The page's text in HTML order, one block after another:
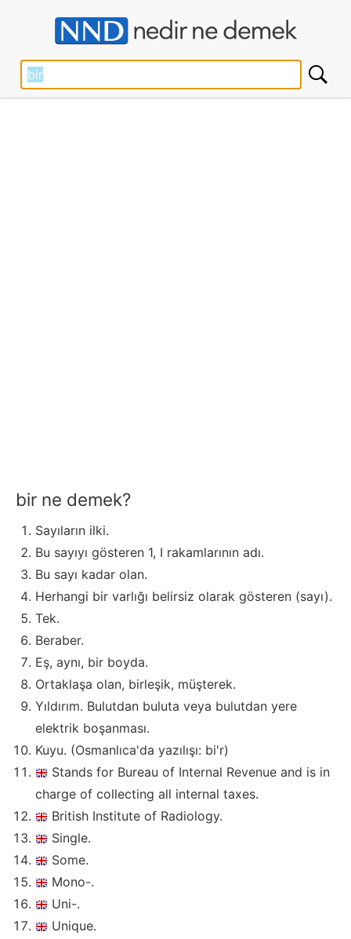
bir ne demek?
Sayıların ilki.
Bu sayıyı gösteren 1, I rakamlarının adı.
Bu sayı kadar olan.
Herhangi bir varlığı belirsiz olarak gösteren (sayı).
Tek.
Beraber.
Eş, aynı, bir boyda.
Ortaklaşa olan, birleşik, müşterek.
Yıldırım. Bulutdan buluta veya bulutdan yere
elektrik boşanması.
Kuyu. (Osmanlıca'da yazılışı: bi'r)
Stands for Bureau of Internal Revenue and is in
charge of collecting all internal taxes.
British Institute of Radiology.
Single.
Some.
Mono-.
Uni-.
Unique.